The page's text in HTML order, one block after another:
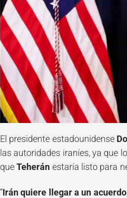
El presidente estadounidense
las autoridades iraníes, ya que
queTeherán estaría listo para
“Irán quiere llegar a un